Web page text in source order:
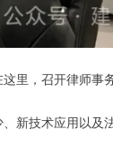
里，召开律师事
新技术应用以及